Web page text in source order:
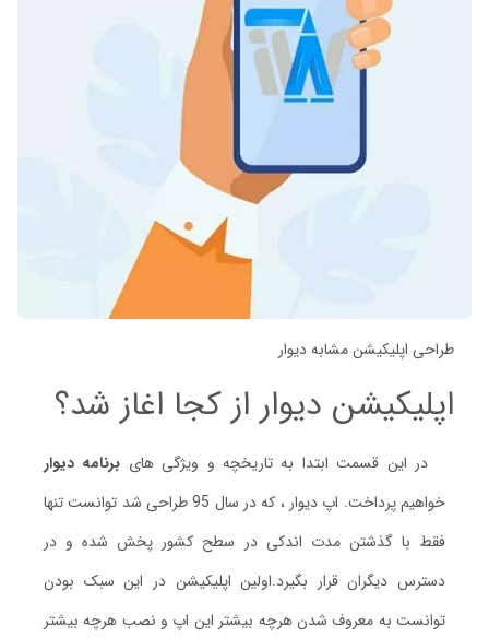
طراحی اپلیکیشن مشابه دیوار
اپلیکیشن دیوار از کجا اغاز شد؟
در این قسمت ابتدا به تاریخچه و ویژگی های برنامه دیوار
خواهیم پرداخت. اپ دیوار ، که در سال 95 طراحی شد توانست تنها
فقط با گذشتن مدت اندکی در سطح کشور پخش شده و در
دسترس دیگران قرار بگیرد.اولین اپلیکیشن در این سبک بودن
توانست به معروف شدن هرچه بیشتر این اپ و نصب هرچه بیشتر